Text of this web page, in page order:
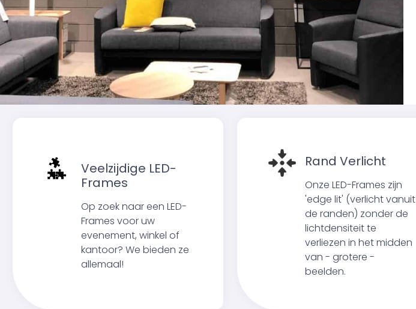
Veelzijdige LED-
Frames
Op zoek naar een LED-
Frames voor uw
evenement, winkel of
kantoor? We bieden ze
allemaal!
Rand Verlicht
Onze LED-Frames zijn
'edge lit' (verlicht vanuit
de randen) zonder de
lichtdensiteit te
verliezen in het midden
van - grotere -
beelden.